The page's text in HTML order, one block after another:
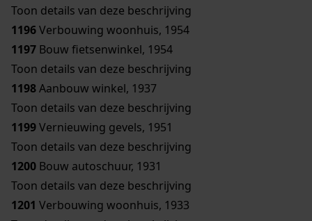
Toon details van deze beschrijving
1196Verbouwing woonhuis, 1954
1197 Bouw fietsenwinkel, 1954
Toon details van deze beschrijving
1198Aanbouw winkel, 1937
Toon details van deze beschrijving
1199Vernieuwing gevels, 1951
Toon details van deze beschrijving
1200 Bouw autoschuur, 1931
Toon details van deze beschrijving
1201 Verbouwing woonhuis, 1933